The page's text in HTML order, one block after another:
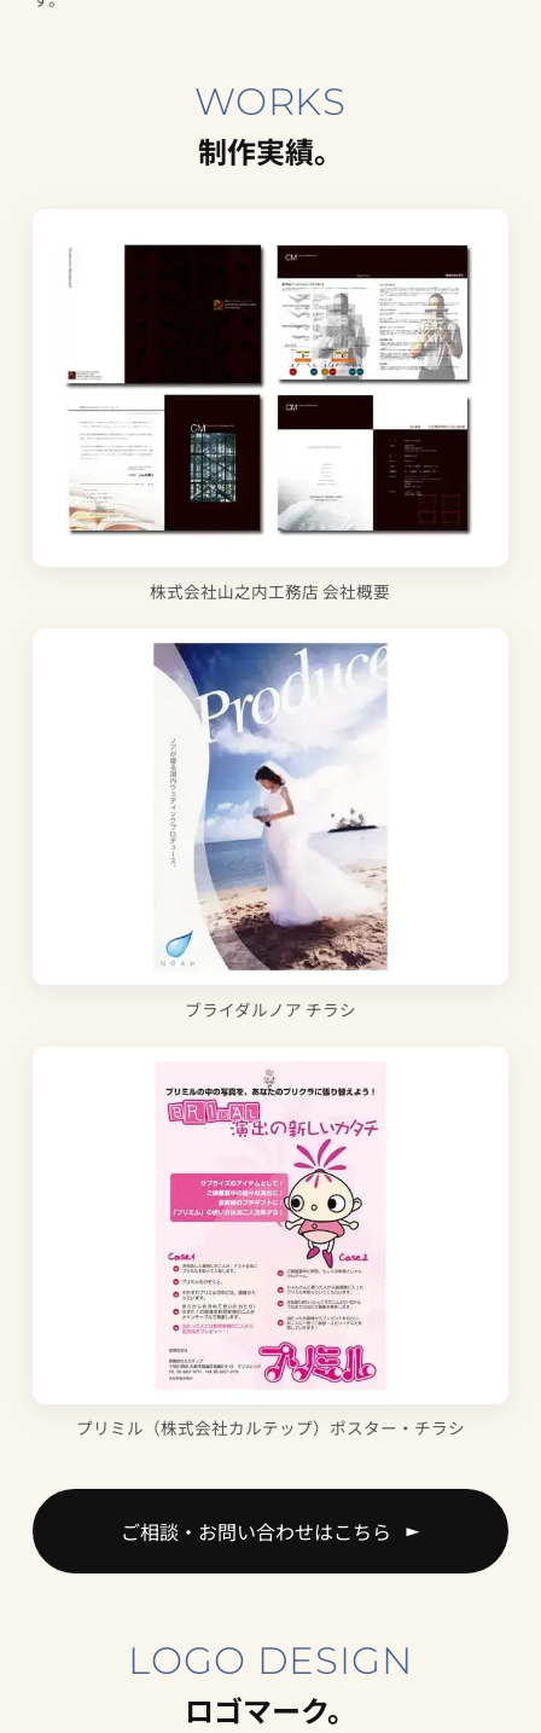
WORKS
制作実績。
株式会社山之内工務店 会社概要
ブライダルノア チラシ
プリミル（株式会社カルテップ）ポスター・チラシ
ご相談・お問い合わせはこちら
LOGO DESIGN
ロゴマーク。